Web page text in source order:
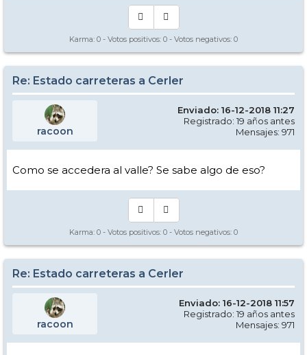
Karma: 0 - Votos positivos: 0 - Votos negativos: 0
Re: Estado carreteras a Cerler
racoon
Enviado: 16-12-2018 11:27
Registrado: 19 años antes
Mensajes: 971
Como se accedera al valle? Se sabe algo de eso?
Karma: 0 - Votos positivos: 0 - Votos negativos: 0
Re: Estado carreteras a Cerler
racoon
Enviado: 16-12-2018 11:57
Registrado: 19 años antes
Mensajes: 971